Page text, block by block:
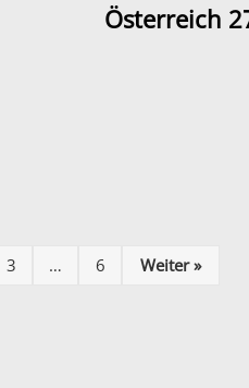
Österreich
3 … 6 Weiter »